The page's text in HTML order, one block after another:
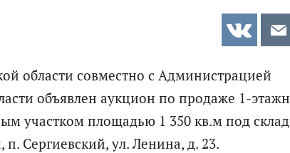
области совместно с Администрацией
объявлен аукцион по продаже 1-
участком площадью 1 350 кв.м под
Сергиевский, ул. Ленина, д. 23.